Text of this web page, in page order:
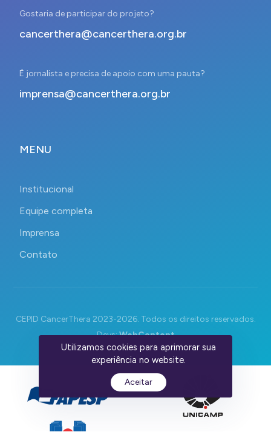
Gostaria de participar do projeto?
cancerthera@cancerthera.org.br
É jornalista e precisa de apoio com uma pauta?
imprensa@cancerthera.org.br
MENU
Institucional
Equipe completa
Imprensa
Contato
CEPID CancerThera 2023-2026. Todos os direitos reservados.
Devs:WebContent
Utilizamos cookies para aprimorar sua
experiência no website.
Aceitar